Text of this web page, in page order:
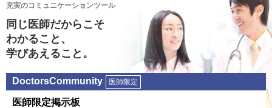
充実のコミュニケーションツール
同じ医師だからこそ
わかること、
学びあえること。
DoctorsCommunity 医師限定
医師限定掲⽰板